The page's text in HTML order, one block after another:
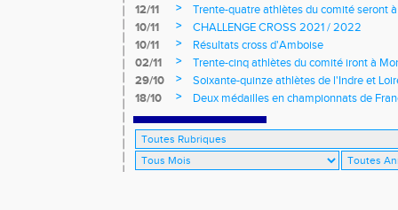
12/11
>
Trente-quatre athlètes du comité seront
10/11
>
CHALLENGE CROSS 2021 / 2022
10/11
>
Résultats cross d'Amboise
02/11
>
Trente-cinq athlètes du comité iront à
29/10
>
Soixante-quinze athlètes de l'Indre et
régionaux de cross-country 2021
18/10 > Deux médailles en championnats de